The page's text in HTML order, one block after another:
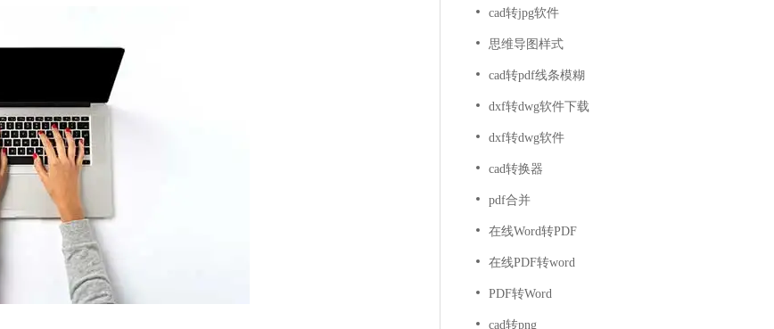
cad转jpg软件
思维导图样式
cad转pdf线条模糊
dxf转dwg软件下载
dxf转dwg软件
cad转换器
pdf合并
在线Word转PDF
在线PDF转word
PDF转Word
cad转png